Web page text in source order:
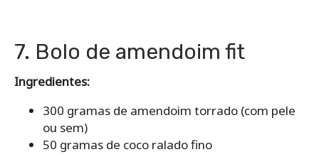
7. Bolo de amendoim fit
Ingredientes:
300 gramas de amendoim torrado (com pele
ou sem)
50 gramas de coco ralado fino